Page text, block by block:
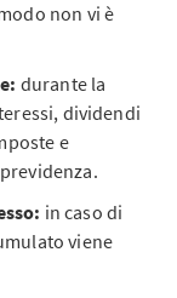
non vi è
durante la
dividendi
e
in caso di
viene